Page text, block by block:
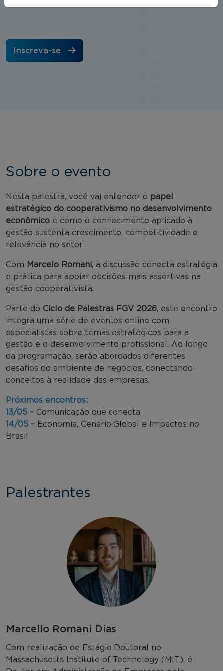
Inscreva-se
Sobre o evento
Nesta palestra, você vai entender o papel
estratégico do cooperativismo no desenvolvimento
econômico e como o conhecimento aplicado à
gestão sustenta crescimento, competitividade e
relevância no setor.
Com Marcelo Romani, a discussão conecta estratégia
e prática para apoiar decisões mais assertivas na
gestão cooperativista.
Parte do Ciclo de Palestras FGV 2026, este encontro
integra uma série de eventos online com
especialistas sobre temas estratégicos para a
gestão e o desenvolvimento profissional. Ao longo
da programação, serão abordados diferentes
desafios do ambiente de negócios, conectando
conceitos à realidade das empresas.
Próximos encontros:
13/05 – Comunicação que conecta
14/05 – Economia, Cenário Global e Impactos no
Brasil
Palestrantes
Marcello Romani Dias
Com realização de Estágio Doutoral no
Massachusetts Institute of Technology (MIT), é